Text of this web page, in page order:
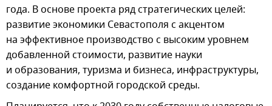
года. В основе проекта ряд стратегических целей:
развитие экономики Севастополя с акцентом
на эффективное производство с высоким уровнем
добавленной стоимости, развитие науки
и образования, туризма и бизнеса, инфраструктуры,
создание комфортной городской среды.